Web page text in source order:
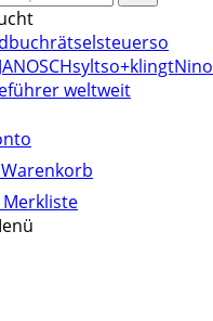
rätselsteuerso
JANOSCHsyltso+klingtNino
weltweit
Warenkorb
Merkliste